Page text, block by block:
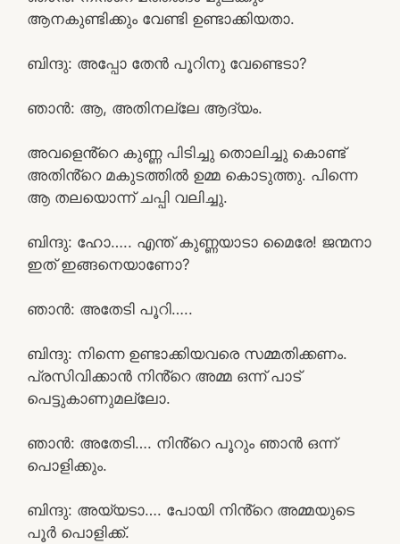
ആനകുണ്ടിക്കും വേണ്ടി ഉണ്ടാക്കിയതാ.
ബിന്ദു: അപ്പോ തേൻ പൂറിനു വേണ്ടെടാ?
ഞാൻ: ആ, അതിനല്ലേ ആദ്യം.
അവളെൻ്റെ കുണ്ണ പിടിച്ചു തൊലിച്ചു കൊണ്ട്
അതിൻ്റെ മകുടത്തിൽ ഉമ്മ കൊടുത്തു. പിന്നെ
ആ തലയൊന്ന് ചപ്പി വലിച്ചു.
ബിന്ദു: ഹോ….. എന്ത് കുണ്ണയാടാ മൈരേ! ജന്മനാ
ഇത് ഇങ്ങനെയാണോ?
ഞാൻ: അതേടി പൂറി…..
ബിന്ദു: നിന്നെ ഉണ്ടാക്കിയവരെ സമ്മതിക്കണം.
പ്രസിവിക്കാൻ നിൻ്റെ അമ്മ ഒന്ന് പാട്
പെട്ടുകാണുമല്ലോ.
ഞാൻ: അതേടി…. നിൻ്റെ പൂറും ഞാൻ ഒന്ന്
പൊളിക്കും.
ബിന്ദു: അയ്യടാ…. പോയി നിൻ്റെ അമ്മയുടെ
പൂർ പൊളിക്ക്.